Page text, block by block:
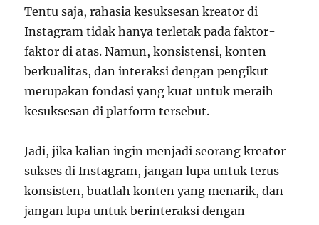
Tentu saja, rahasia kesuksesan kreator di
Instagram tidak hanya terletak pada faktor-
faktor di atas. Namun, konsistensi, konten
berkualitas, dan interaksi dengan pengikut
merupakan fondasi yang kuat untuk meraih
kesuksesan di platform tersebut.
Jadi, jika kalian ingin menjadi seorang kreator
sukses di Instagram, jangan lupa untuk terus
konsisten, buatlah konten yang menarik, dan
jangan lupa untuk berinteraksi dengan